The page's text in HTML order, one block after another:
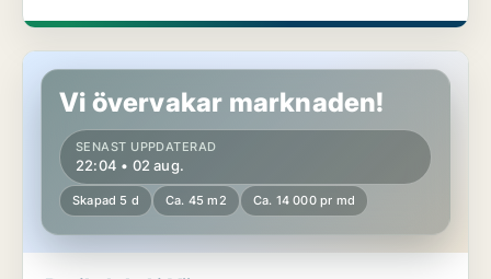
Butikslokal i Västerort
Vi övervakar marknaden!
SENAST UPPDATERAD
22:04 • 02 aug.
Skapad 5 d Ca. 45 m2 Ca. 14 000 pr md